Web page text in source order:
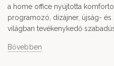
a home office nyújtotta
programozó, dizájner, újság-
világban tevékenykedő
Bővebben